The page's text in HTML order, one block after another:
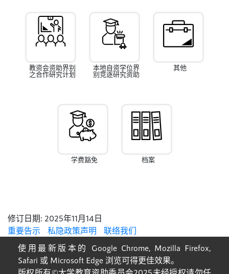
教资会资助界别
之合作研究计划
本地自资学位界
别竞逐研究资助
其他
学费豁免 档案
修订日期: 2025年11月14日
重要告示
私隐政策声明
联络我们
使用最新版本的 Google Chrome, Mozilla Firefox,
Safari 或 Microsoft Edge 浏览可得更佳效果。